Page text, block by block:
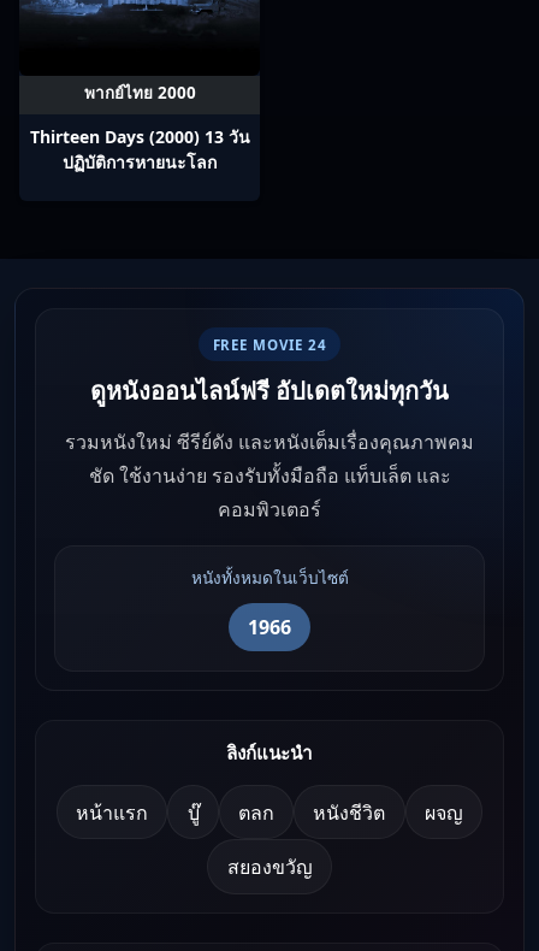
พากย์ไทย 2000
Thirteen Days (2000) 13 วัน
ปฏิบัติการหายนะโลก
FREE MOVIE 24
ดูหนังออนไลน์ฟรี อัปเดตใหม่ทุกวัน
รวมหนังใหม่ ซีรีย์ดัง และหนังเต็มเรื่องคุณภาพคม
ชัด ใช้งานง่าย รองรับทั้งมือถือ แท็บเล็ต และ
คอมพิวเตอร์
หนังทั้งหมดในเว็บไซต์
1966
ลิงก์แนะนำ
หน้าแรก บู๊ ตลก หนังชีวิต ผจญ
สยองขวัญ